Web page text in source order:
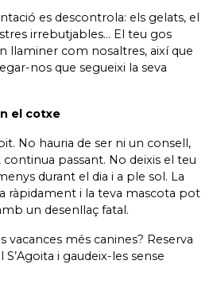
es descontrola: els gelats, el
irrebutjables… El teu gos
llaminer com nosaltres, així que
nos que segueixi la seva
el cotxe
No hauria de ser ni un consell,
passant. No deixis el teu
durant el dia i a ple sol. La
ràpidament i la teva mascota pot
un desenllaç fatal.
vacances més canines? Reserva
S’Agoita i gaudeix-les sense